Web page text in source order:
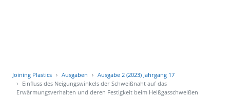
Joining Plastics Ausgaben
Ausgabe 2 (2023) Jahrgang 17
Einfluss des Neigungswinkels der Schweißnaht auf das
Erwärmungsverhalten und deren Festigkeit beim Heißgasschweißen